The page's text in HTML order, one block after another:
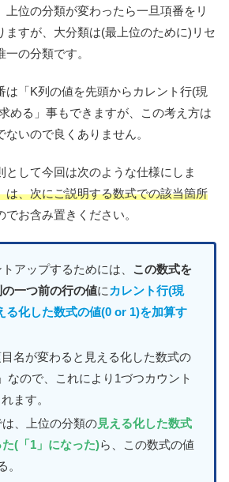
上位の分類が変わったら一旦項番をリ
ますが、大分類は(最上位のために)リセ
の分類です。
は「K列の値を先頭からカレント行(現
める」事もできますが、この考え方は
いので良くありません。
として今回は次のような仕様にしま
は、次にご説明する数式での該当箇所
でお含み置きください。
アップするためには、 この数式を
一つ前の行の値に カレント行(現
る化した数式の値(0 or 1)を加算す
名が変わると見える化した数式の
なので、これにより1づつカウント
ます。
、上位の分類の見える化した数式
(「1」になった)ら、この数式の値
。